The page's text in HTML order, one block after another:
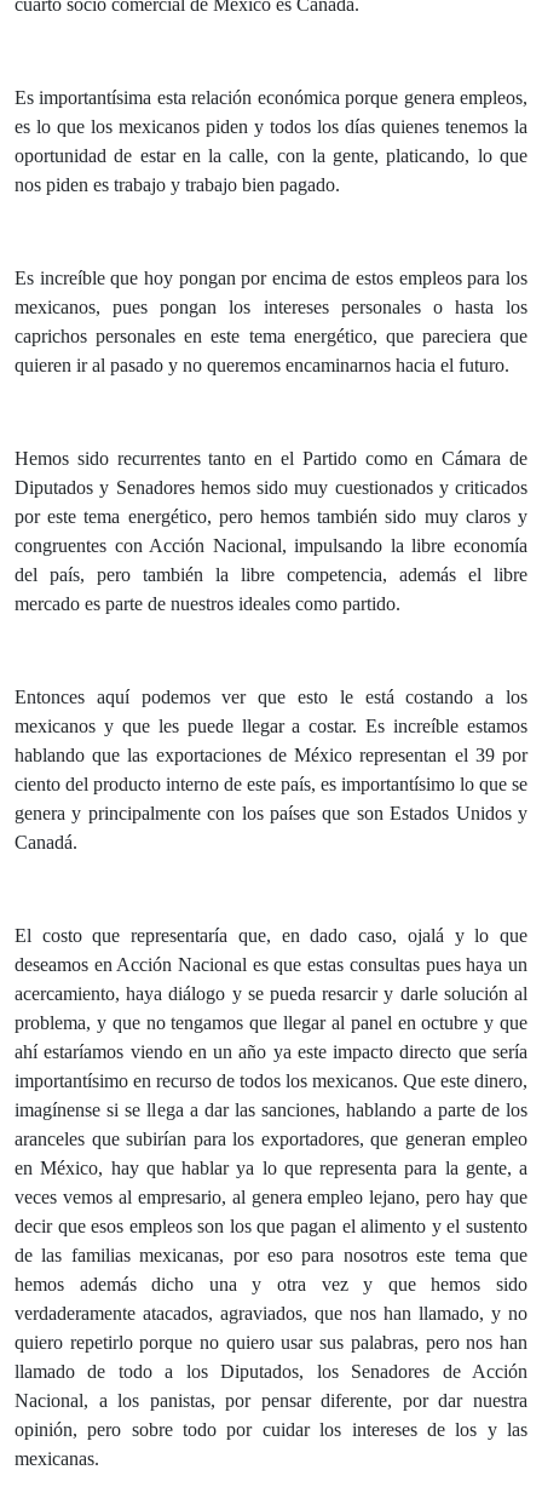
cuarto socio comercial de México es Canadá.
Es importantísima esta relación económica porque genera empleos,
es lo que los mexicanos piden y todos los días quienes tenemos la
oportunidad de estar en la calle, con la gente, platicando, lo que
nos piden es trabajo y trabajo bien pagado.
Es increíble que hoy pongan por encima de estos empleos para los
mexicanos, pues pongan los intereses personales o hasta los
caprichos personales en este tema energético, que pareciera que
quieren ir al pasado y no queremos encaminarnos hacia el futuro.
Hemos sido recurrentes tanto en el Partido como en Cámara de
Diputados y Senadores hemos sido muy cuestionados y criticados
por este tema energético, pero hemos también sido muy claros y
congruentes con Acción Nacional, impulsando la libre economía
del país, pero también la libre competencia, además el libre
mercado es parte de nuestros ideales como partido.
Entonces aquí podemos ver que esto le está costando a los
mexicanos y que les puede llegar a costar. Es increíble estamos
hablando que las exportaciones de México representan el 39 por
ciento del producto interno de este país, es importantísimo lo que se
genera y principalmente con los países que son Estados Unidos y
Canadá.
El costo que representaría que, en dado caso, ojalá y lo que
deseamos en Acción Nacional es que estas consultas pues haya un
acercamiento, haya diálogo y se pueda resarcir y darle solución al
problema, y que no tengamos que llegar al panel en octubre y que
ahí estaríamos viendo en un año ya este impacto directo que sería
importantísimo en recurso de todos los mexicanos. Que este dinero,
imagínense si se llega a dar las sanciones, hablando a parte de los
aranceles que subirían para los exportadores, que generan empleo
en México, hay que hablar ya lo que representa para la gente, a
veces vemos al empresario, al genera empleo lejano, pero hay que
decir que esos empleos son los que pagan el alimento y el sustento
de las familias mexicanas, por eso para nosotros este tema que
hemos además dicho una y otra vez y que hemos sido
verdaderamente atacados, agraviados, que nos han llamado, y no
quiero repetirlo porque no quiero usar sus palabras, pero nos han
llamado de todo a los Diputados, los Senadores de Acción
Nacional, a los panistas, por pensar diferente, por dar nuestra
opinión, pero sobre todo por cuidar los intereses de los y las
mexicanas.